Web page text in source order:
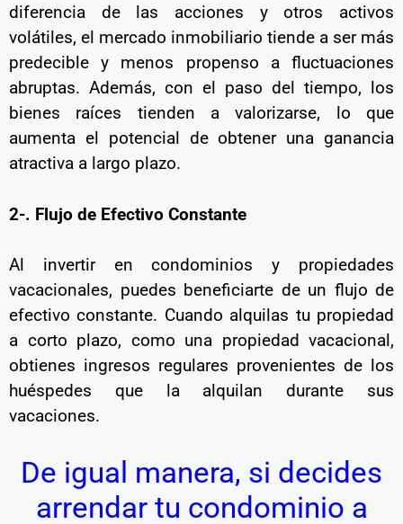
diferencia de las acciones y otros activos
volátiles, el mercado inmobiliario tiende a ser más
predecible y menos propenso a fluctuaciones
abruptas. Además, con el paso del tiempo, los
bienes raíces tienden a valorizarse, lo que
aumenta el potencial de obtener una ganancia
atractiva a largo plazo.
2-. Flujo de Efectivo Constante
Al invertir en condominios y propiedades
vacacionales, puedes beneficiarte de un flujo de
efectivo constante. Cuando alquilas tu propiedad
a corto plazo, como una propiedad vacacional,
obtienes ingresos regulares provenientes de los
huéspedes que la alquilan durante sus
vacaciones.
De igual manera, si decides
arrendar tu condominio a